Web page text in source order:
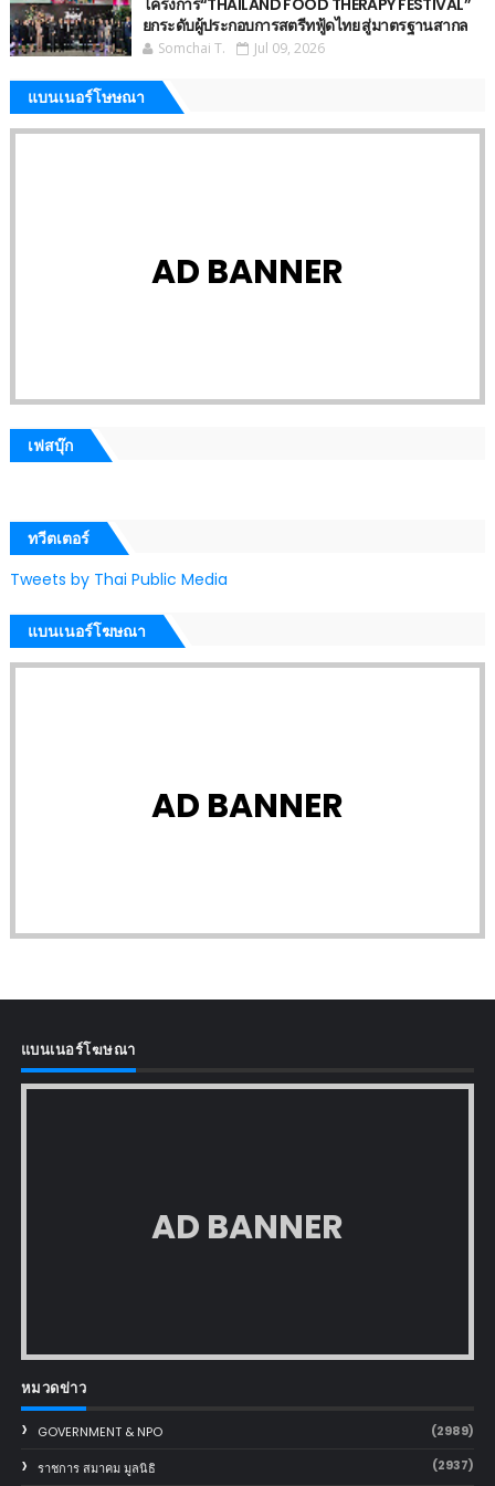
ยกระดับผู้ประกอบการสตรีทฟู้ดไทย สู่มาตรฐานสากล
Somchai T. Jul 09, 2026
แบนเนอร์โษษณา
AD BANNER
เฟสบุ๊ก
ทวีตเตอร์
Tweets by Thai Public Media
แบนเนอร์โฆษณา
AD BANNER
แบนเนอร์โฆษณา
AD BANNER
หมวดข่าว
GOVERNMENT & NPO (2989)
ราชการ สมาคม มูลนิธิ (2937)